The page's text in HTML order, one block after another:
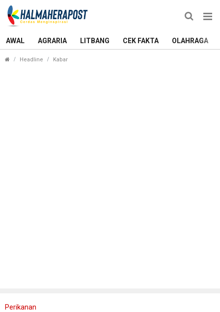
AWAL AGRARIA LITBANG CEK FAKTA OLAHRAGA
Headline Kabar
Perikanan